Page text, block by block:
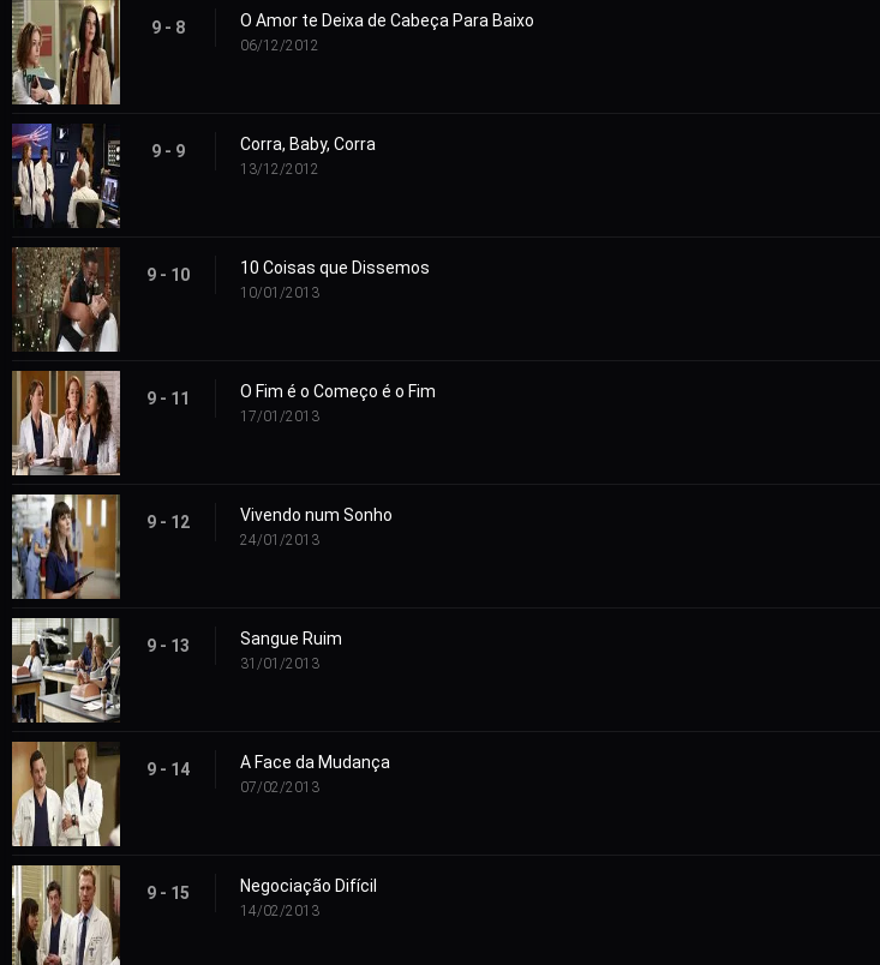
9 - 8 O Amor te Deixa de Cabeça Para Baixo
06/12/2012
9 - 9 Corra, Baby, Corra
13/12/2012
9 - 10 10 Coisas que Dissemos
10/01/2013
9 - 11 O Fim é o Começo é o Fim
17/01/2013
9 - 12 Vivendo num Sonho
24/01/2013
9 - 13 Sangue Ruim
31/01/2013
9 - 14 A Face da Mudança
07/02/2013
9 - 15 Negociação Difícil
14/02/2013